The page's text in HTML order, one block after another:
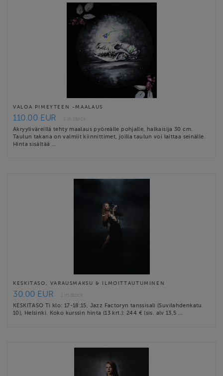
VALOA PIMEYTEEN -MAALAUS
110.00 EUR
1 in stock
Akryyliväreillä tehty maalaus pyöreälle pohjalle, halkaisija 30 cm.
Taulun takana on valmiit kiinnittimet, joilla taulun voi laittaa seinälle.
Hinta sisältää …
KESKITASO, VARAUSMAKSU & ILMOITTAUTUMINEN
30.00 EUR
1 in stock
KESKITASO Ti klo: 17-18:15, Jazz Factoryn tanssisali (Suvilahdenkatu
10), Helsinki. Koko kurssin hinta (13 krt.): 244 € (sis. alv 13,5 …